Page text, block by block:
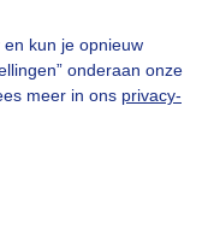
kun je opnieuw
onderaan onze
meer in ons privacy-